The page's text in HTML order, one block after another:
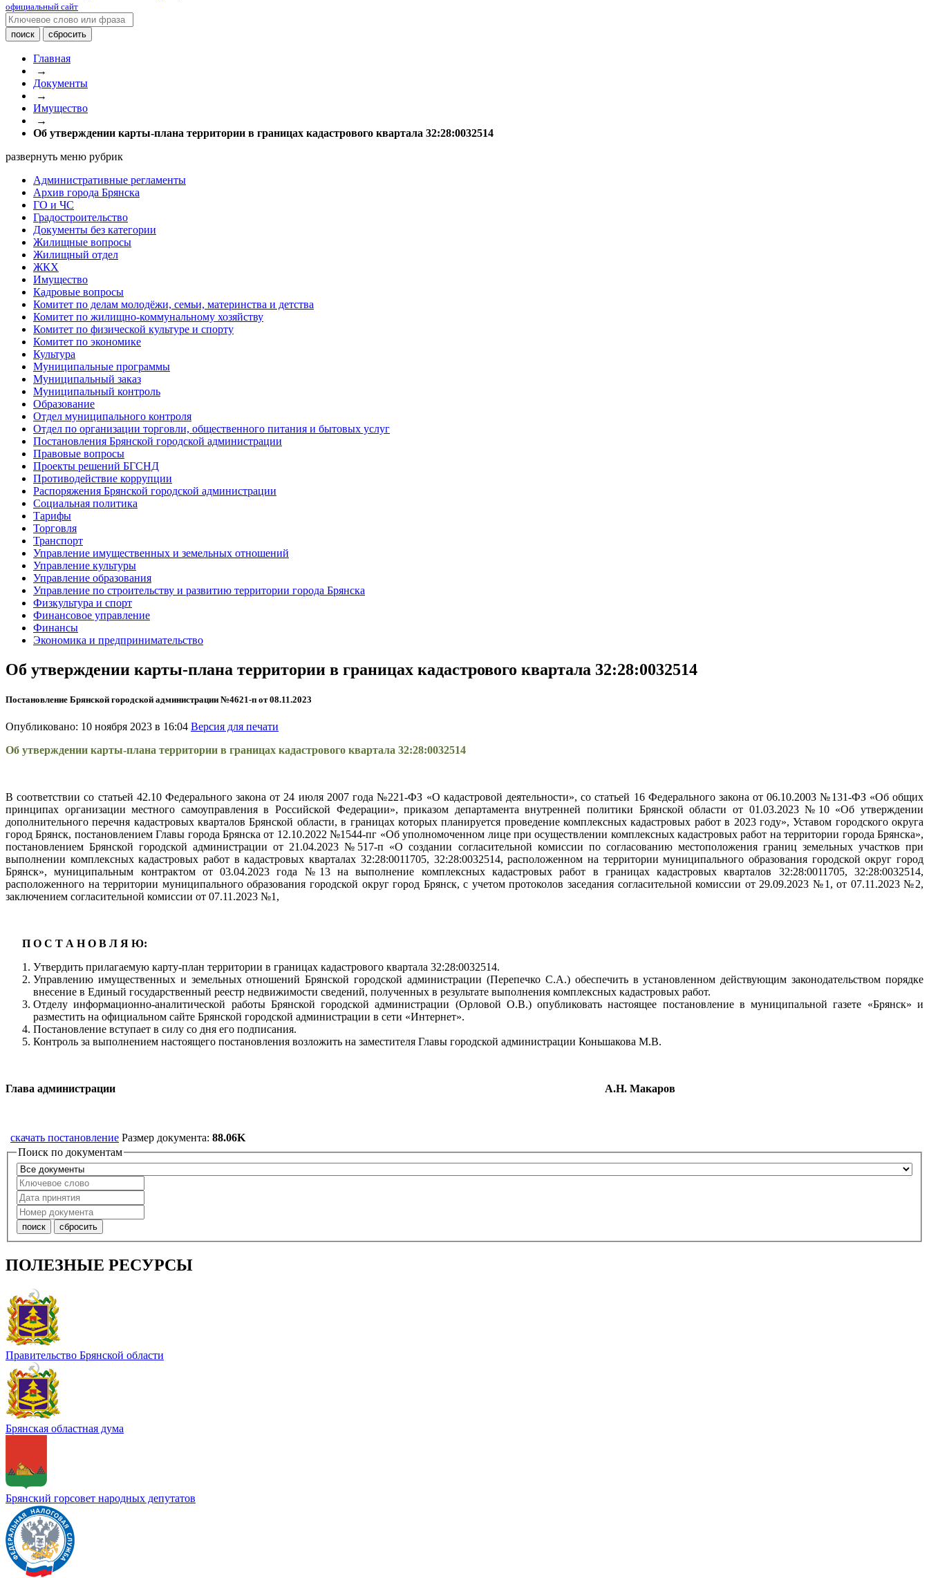
официальный сайт
Главная
→
Документы
→
Имущество
→
Об утверждении карты-плана территории в границах кадастрового квартала 32:28:0032514
развернуть меню рубрик
Административные регламенты
Архив города Брянска
ГО и ЧС
Градостроительство
Документы без категории
Жилищные вопросы
Жилищный отдел
ЖКХ
Имущество
Кадровые вопросы
Комитет по делам молодёжи, семьи, материнства и детства
Комитет по жилищно-коммунальному хозяйству
Комитет по физической культуре и спорту
Комитет по экономике
Культура
Муниципальные программы
Муниципальный заказ
Муниципальный контроль
Образование
Отдел муниципального контроля
Отдел по организации торговли, общественного питания и бытовых услуг
Постановления Брянской городской администрации
Правовые вопросы
Проекты решений БГСНД
Противодействие коррупции
Распоряжения Брянской городской администрации
Социальная политика
Тарифы
Торговля
Транспорт
Управление имущественных и земельных отношений
Управление культуры
Управление образования
Управление по строительству и развитию территории города Брянска
Физкультура и спорт
Финансовое управление
Финансы
Экономика и предпринимательство
Об утверждении карты-плана территории в границах кадастрового квартала 32:28:0032514
Постановление Брянской городской администрации №4621-п от 08.11.2023
Опубликовано: 10 ноября 2023 в 16:04 Версия для печати
Об утверждении карты-плана территории в границах кадастрового квартала 32:28:0032514
В соответствии со статьей 42.10 Федерального закона от 24 июля 2007 года №221-ФЗ «О кадастровой деятельности», со статьей 16 Федерального закона от 06.10.2003 №131-ФЗ «Об общих
принципах организации местного самоуправления в Российской Федерации», приказом департамента внутренней политики Брянской области от 01.03.2023 №10 «Об утверждении
дополнительного перечня кадастровых кварталов Брянской области, в границах которых планируется проведение комплексных кадастровых работ в 2023 году», Уставом городского округа
город Брянск, постановлением Главы города Брянска от 12.10.2022 №1544-пг «Об уполномоченном лице при осуществлении комплексных кадастровых работ на территории города Брянска»,
постановлением Брянской городской администрации от 21.04.2023 №517-п «О создании согласительной комиссии по согласованию местоположения границ земельных участков при
выполнении комплексных кадастровых работ в кадастровых кварталах 32:28:0011705, 32:28:0032514, расположенном на территории муниципального образования городской округ город
Брянск», муниципальным контрактом от 03.04.2023 года №13 на выполнение комплексных кадастровых работ в границах кадастровых кварталов 32:28:0011705, 32:28:0032514,
расположенного на территории муниципального образования городской округ город Брянск, с учетом протоколов заседания согласительной комиссии от 29.09.2023 №1, от 07.11.2023 №2,
заключением согласительной комиссии от 07.11.2023 №1,
П О С Т А Н О В Л Я Ю:
Утвердить прилагаемую карту-план территории в границах кадастрового квартала 32:28:0032514.
Управлению имущественных и земельных отношений Брянской городской администрации (Перепечко С.А.) обеспечить в установленном действующим законодательством порядке
внесение в Единый государственный реестр недвижимости сведений, полученных в результате выполнения комплексных кадастровых работ.
Отделу информационно-аналитической работы Брянской городской администрации (Орловой О.В.) опубликовать настоящее постановление в муниципальной газете «Брянск» и
разместить на официальном сайте Брянской городской администрации в сети «Интернет».
Постановление вступает в силу со дня его подписания.
Контроль за выполнением настоящего постановления возложить на заместителя Главы городской администрации Коньшакова М.В.
Глава администрации А.Н. Макаров
скачать постановление Размер документа: 88.06K
Поиск по документам
ПОЛЕЗНЫЕ РЕСУРСЫ
Правительство Брянской области
Брянская областная дума
Брянский горсовет народных депутатов